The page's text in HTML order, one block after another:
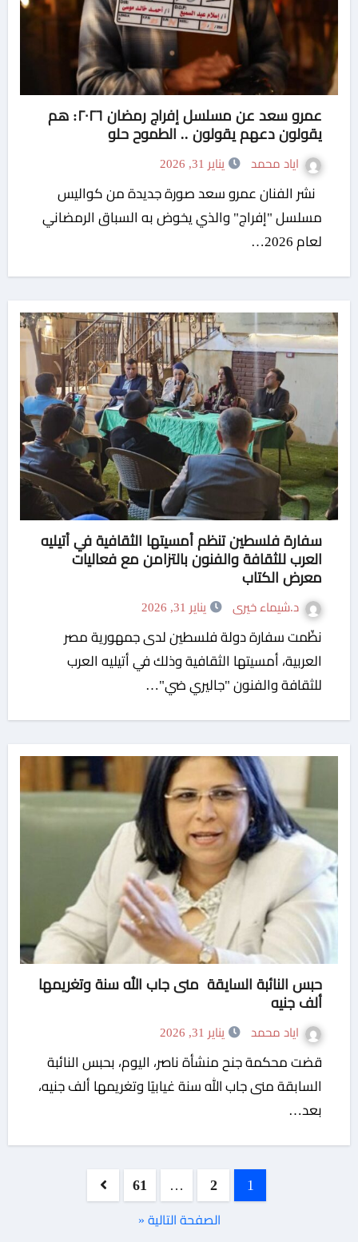
عمرو سعد عن مسلسل إفراج رمضان ٢٠٢٦: هم
يقولون دعهم يقولون .. الطموح حلو
اياد محمد يناير 31, 2026
نشر الفنان عمرو سعد صورة جديدة من كواليس
مسلسل "إفراج" والذي يخوض به السباق الرمضاني
لعام 2026…
سفارة فلسطين تنظم أمسيتها الثقافية في أتيليه
العرب للثقافة والفنون بالتزامن مع فعاليات
معرض الكتاب
د.شيماء خيرى يناير 31, 2026
نظّمت سفارة دولة فلسطين لدى جمهورية مصر
العربية، أمسيتها الثقافية وذلك في أتيليه العرب
للثقافة والفنون "جاليري ضي"…
حبس النائبة السايقة منى جاب الله سنة وتغريمها
ألف جنيه
اياد محمد يناير 31, 2026
قضت محكمة جنح منشأة ناصر، اليوم، بحبس النائبة
السابقة منى جاب الله سنة غيابيًا وتغريمها ألف جنيه،
بعد…
1
2
…
61
الصفحة التالية «